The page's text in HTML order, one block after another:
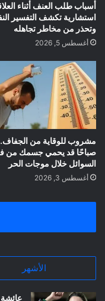
أسباب طلب العنف أثناء
استشارية تكشف التفسير
وتحذر من مخاطر تجاهله
أغسطس 5, 2026
مشروب للوقاية من الجفاف..
صباحًا قد يحمي جسمك من
السوائل خلال موجات الحر
أغسطس 3, 2026
الأشهر
عائشة